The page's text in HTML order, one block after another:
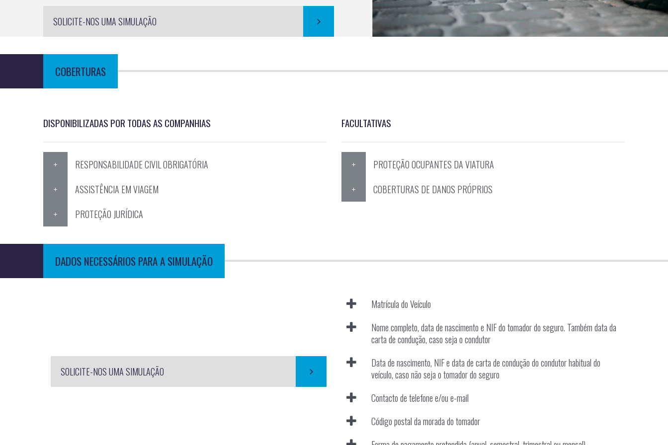
Embarcações Recreio
SOLICITE-NOS UMA SIMULAÇÃO
COBERTURAS
DISPONIBILIZADAS POR TODAS AS COMPANHIAS
RESPONSABILIDADE CIVIL OBRIGATÓRIA
ASSISTÊNCIA EM VIAGEM
PROTEÇÃO JURÍDICA
FACULTATIVAS
PROTEÇÃO OCUPANTES DA VIATURA
COBERTURAS DE DANOS PRÓPRIOS
DADOS NECESSÁRIOS PARA A SIMULAÇÃO
SOLICITE-NOS UMA SIMULAÇÃO
Matrícula do Veículo
Nome completo, data de nascimento e NIF do tomador do seguro. Também data da
carta de condução, caso seja o condutor
Data de nascimento, NIF e data de carta de condução do condutor habitual do
veículo, caso não seja o tomador do seguro
Contacto de telefone e/ou e-mail
Código postal da morada do tomador